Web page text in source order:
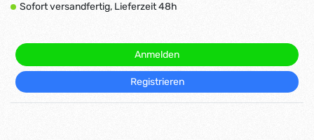
Sofort versandfertig, Lieferzeit 48h
Anmelden
Registrieren